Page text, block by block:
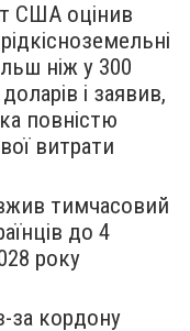
США оцінив
ніж у 300
і заявив,
повністю
витрати
тимчасовий
до 4
року
за кордону